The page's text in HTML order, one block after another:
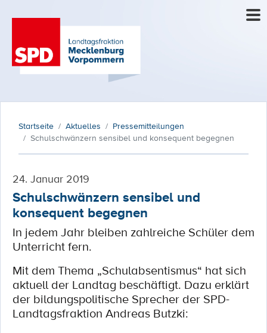
Startseite Aktuelles
Pressemitteilungen
Schulschwänzern sensibel und konsequent begegnen
24. Januar 2019
Schulschwänzern sensibel und
konsequent begegnen
In jedem Jahr bleiben zahlreiche Schüler dem
Unterricht fern.
Mit dem Thema „Schulabsentismus“ hat sich
aktuell der Landtag beschäftigt. Dazu erklärt
der bildungspolitische Sprecher der SPD-
Landtagsfraktion Andreas Butzki: